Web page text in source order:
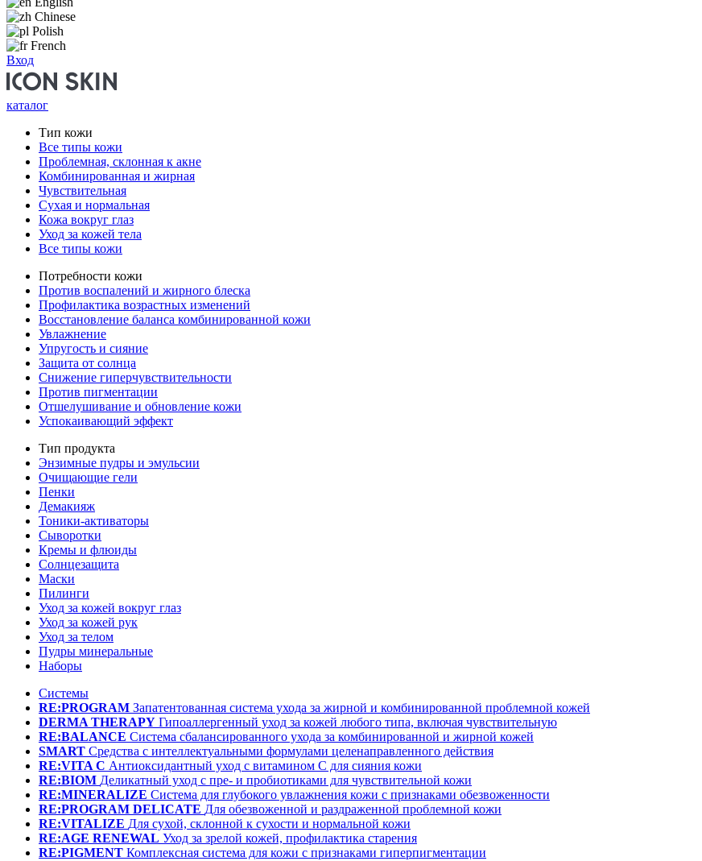
Chinese
Polish
French
Вход
каталог
Тип кожи
Все типы кожи
Проблемная, склонная к акне
Комбинированная и жирная
Чувствительная
Сухая и нормальная
Кожа вокруг глаз
Уход за кожей тела
Все типы кожи
Потребности кожи
Против воспалений и жирного блеска
Профилактика возрастных изменений
Восстановление баланса комбинированной кожи
Увлажнение
Упругость и сияние
Защита от солнца
Снижение гиперчувствительности
Против пигментации
Отшелушивание и обновление кожи
Успокаивающий эффект
Тип продукта
Энзимные пудры и эмульсии
Очищающие гели
Пенки
Демакияж
Тоники-активаторы
Сыворотки
Кремы и флюиды
Солнцезащита
Маски
Пилинги
Уход за кожей вокруг глаз
Уход за кожей рук
Уход за телом
Пудры минеральные
Наборы
Системы
RE:PROGRAM Запатентованная система ухода за жирной и комбинированной проблемной кожей
DERMA THERAPY Гипоаллергенный уход за кожей любого типа, включая чувствительную
RE:BALANCE Система сбалансированного ухода за комбинированной и жирной кожей
SMART Средства с интеллектуальными формулами целенаправленного действия
RE:VITA C Антиоксидантный уход с витамином С для сияния кожи
RE:BIOM Деликатный уход с пре- и пробиотиками для чувствительной кожи
RE:MINERALIZE Система для глубокого увлажнения кожи с признаками обезвоженности
RE:PROGRAM DELICATE Для обезвоженной и раздраженной проблемной кожи
RE:VITALIZE Для сухой, склонной к сухости и нормальной кожи
RE:AGE RENEWAL Уход за зрелой кожей, профилактика старения
RE:PIGMENT Комплексная система для кожи с признаками гиперпигментации